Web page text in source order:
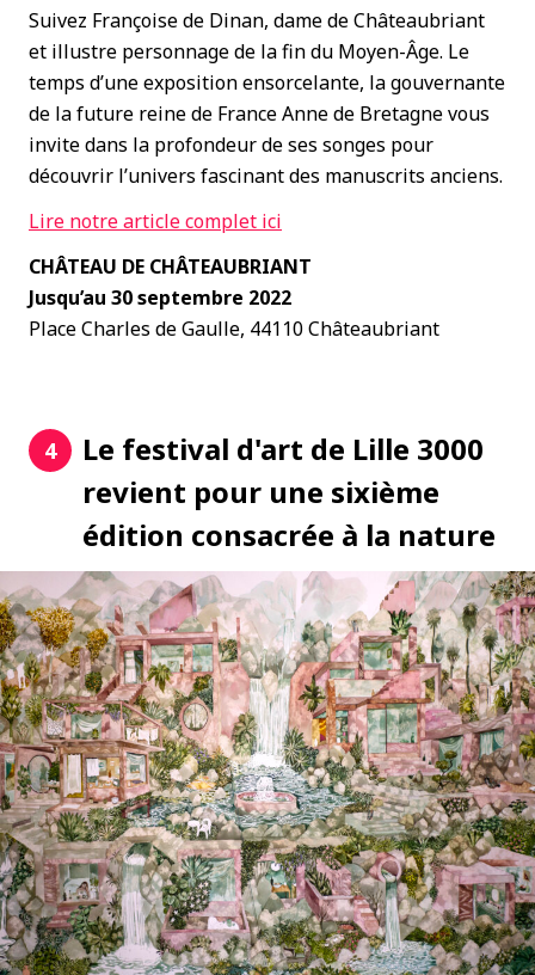
Suivez Françoise de Dinan, dame de Châteaubriant
et illustre personnage de la fin du Moyen-Âge. Le
temps d’une exposition ensorcelante, la gouvernante
de la future reine de France Anne de Bretagne vous
invite dans la profondeur de ses songes pour
découvrir l’univers fascinant des manuscrits anciens.
Lire notre article complet ici
CHÂTEAU DE CHÂTEAUBRIANT
Jusqu’au 30 septembre 2022
Place Charles de Gaulle, 44110 Châteaubriant
4
Le festival d'art de Lille 3000
revient pour une sixième
édition consacrée à la nature